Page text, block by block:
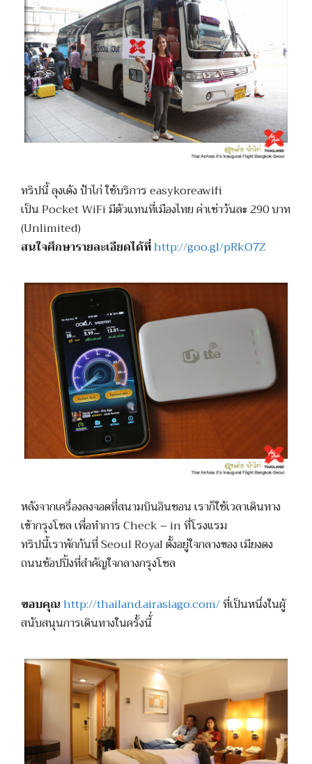
ทริปนี้ ลุงเด้ง ป้าไก่ ใช้บริการ easykoreawifi
เป็น Pocket WiFi มีตัวแทนที่เมืองไทย ค่าเช่าวันละ 290 บาท
(Unlimited)
สนใจศึกษารายละเอียดได้ที่http://goo.gl/pRkO7Z
หลังจากเครื่องลงจอดที่สนามบินอินชอน เราก็ใช้เวลาเดินทาง
เข้ากรุงโซล เพื่อทำการ Check – in ที่โรงแรม
ทริปนี้เราพักกันที่ Seoul Royal ตั้งอยู่ใจกลางของ เมียงดง
ถนนช้อปปิ้งที่สำคัญใจกลางกรุงโซล
ขอบคุณhttp://thailand.airasiago.com/ที่เป็นหนึ่งในผู้
สนับสนุนการเดินทางในครั้งนี้่